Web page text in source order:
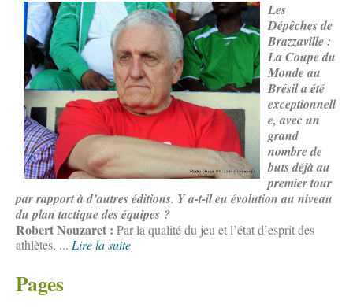
Les
Dépêches de
Brazzaville :
La Coupe du
Monde au
Brésil a été
exceptionnell
e, avec un
grand
nombre de
buts déjà au
premier tour
par rapport à d’autres éditions. Y a-t-il eu évolution au niveau
du plan tactique des équipes ?
Robert Nouzaret : Par la qualité du jeu et l’état d’esprit des
athlètes, ... Lire la suite
Pages